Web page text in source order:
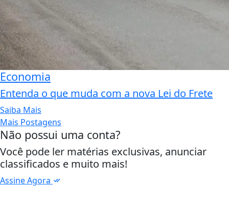
Economia
Entenda o que muda com a nova Lei do Frete
Saiba Mais
Mais Postagens
Não possui uma conta?
Você pode ler matérias exclusivas, anunciar
classificados e muito mais!
Assine Agora